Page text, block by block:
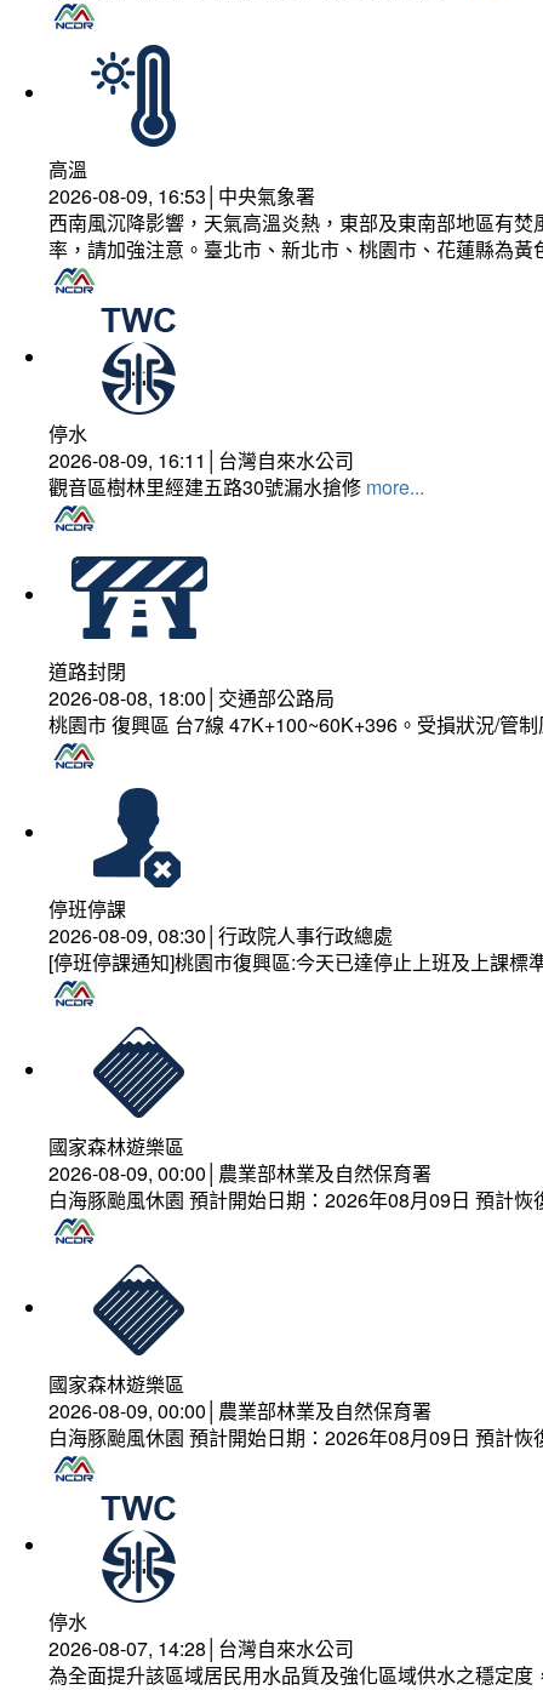
高溫
2026-08-09, 16:53│中央氣象署
西南風沉降影響，天氣高溫炎熱，東部及東南部地區有
率，請加強注意。臺北市、新北市、桃園市、花蓮縣為
停水
2026-08-09, 16:11│台灣自來水公司
觀音區樹林里經建五路30號漏水搶修 more...
道路封閉
2026-08-08, 18:00│交通部公路局
桃園市 復興區 台7線 47K+100~60K+396。受損狀況/管
停班停課
2026-08-09, 08:30│行政院人事行政總處
[停班停課通知]桃園市復興區:今天已達停止上班及上課
國家森林遊樂區
2026-08-09, 00:00│農業部林業及自然保育署
白海豚颱風休園 預計開始日期：2026年08月09日 預計
國家森林遊樂區
2026-08-09, 00:00│農業部林業及自然保育署
白海豚颱風休園 預計開始日期：2026年08月09日 預計
停水
2026-08-07, 14:28│台灣自來水公司
為全面提升該區域居民用水品質及強化區域供水之穩定